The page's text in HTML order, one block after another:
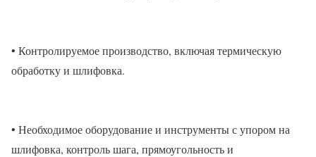
• Контролируемое производство, включая термическую
обработку и шлифовка.
• Необходимое оборудование и инструменты с упором на
шлифовка, контроль шага, прямоугольность и